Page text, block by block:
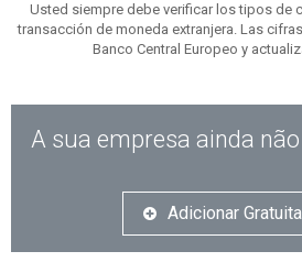
Usted siempre debe verificar los tipos de
transacción de moneda extranjera. Las
Banco Central Europeo y
A sua empresa ainda
Adicionar